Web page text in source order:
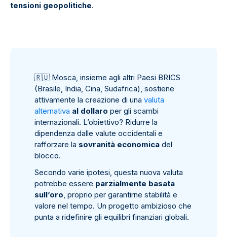
tensioni geopolitiche.
🇷🇺 Mosca, insieme agli altri Paesi BRICS
(Brasile, India, Cina, Sudafrica), sostiene
attivamente la creazione di una valuta
alternativa al dollaro per gli scambi
internazionali. L’obiettivo? Ridurre la
dipendenza dalle valute occidentali e
rafforzare la sovranità economica del
blocco.
Secondo varie ipotesi, questa nuova valuta
potrebbe essere parzialmente basata
sull’oro, proprio per garantirne stabilità e
valore nel tempo. Un progetto ambizioso che
punta a ridefinire gli equilibri finanziari globali.